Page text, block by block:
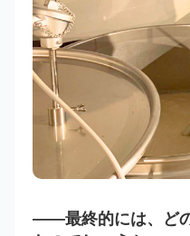
――最終的には、ど